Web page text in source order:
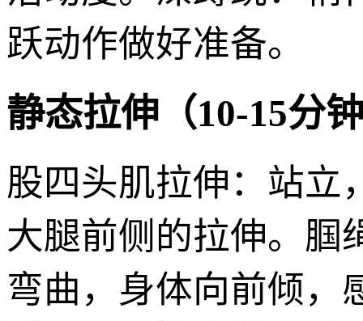
跃动作做好准备。
静态拉伸（10-15分
股四头肌拉伸：站立
大腿前侧的拉伸。腘
弯曲，身体向前倾，